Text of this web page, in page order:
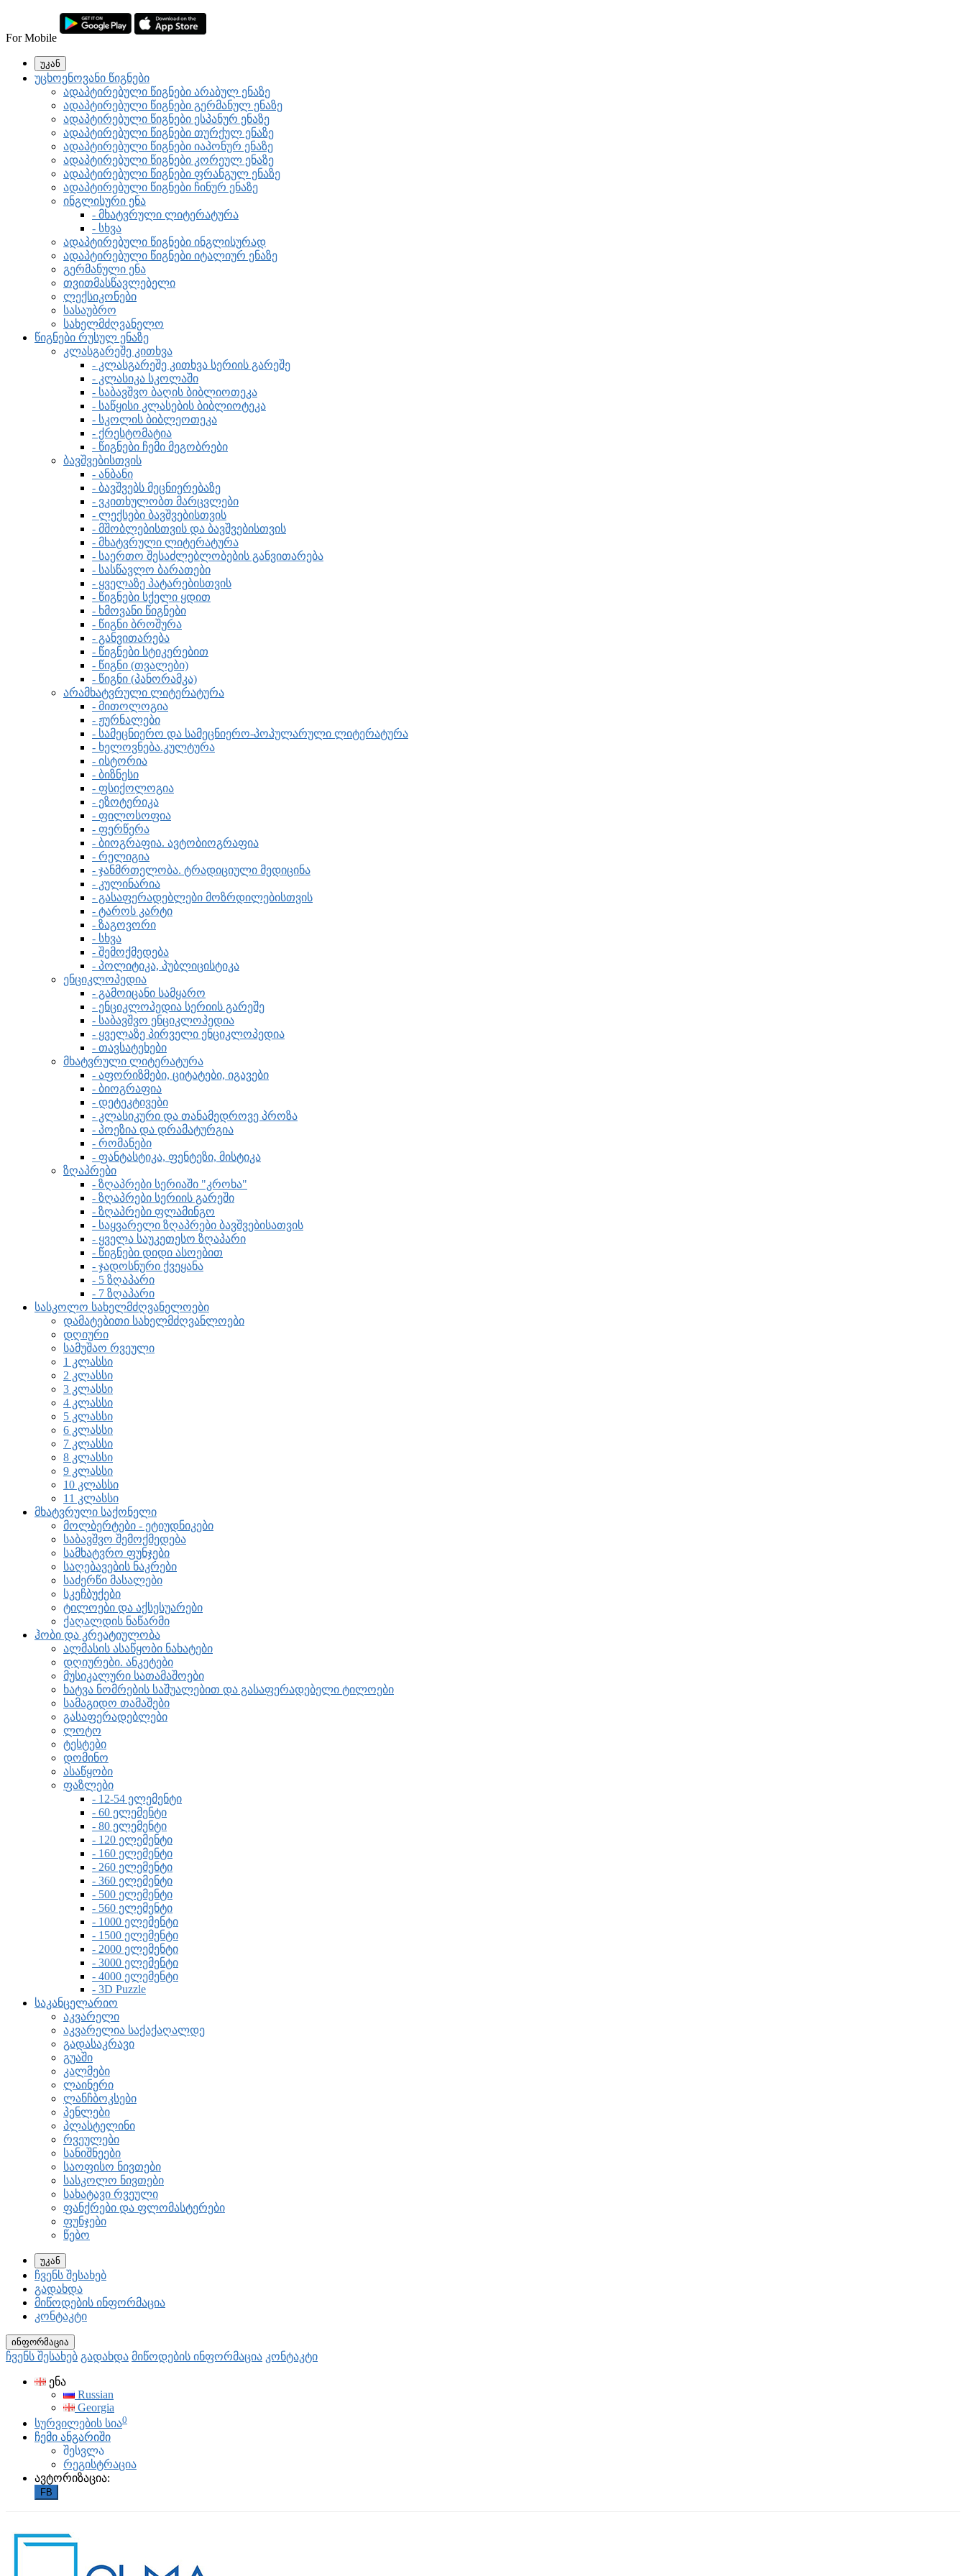
For Mobile
უკან
უცხოენოვანი წიგნები
ადაპტირებული წიგნები არაბულ ენაზე
ადაპტირებული წიგნები გერმანულ ენაზე
ადაპტირებული წიგნები ესპანურ ენაზე
ადაპტირებული წიგნები თურქულ ენაზე
ადაპტირებული წიგნები იაპონურ ენაზე
ადაპტირებული წიგნები კორეულ ენაზე
ადაპტირებული წიგნები ფრანგულ ენაზე
ადაპტირებული წიგნები ჩინურ ენაზე
ინგლისური ენა
- მხატვრული ლიტერატურა
- სხვა
ადაპტირებული წიგნები ინგლისურად
ადაპტირებული წიგნები იტალიურ ენაზე
გერმანული ენა
თვითმასწავლებელი
ლექსიკონები
სასაუბრო
სახელმძღვანელო
წიგნები რუსულ ენაზე
კლასგარეშე კითხვა
- კლასგარეშე კითხვა სერიის გარეშე
- კლასიკა სკოლაში
- საბავშვო ბაღის ბიბლიოთეკა
- საწყისი კლასების ბიბლიოტეკა
- სკოლის ბიბლეოთეკა
- ქრესტომატია
- წიგნები ჩემი მეგობრები
ბავშვებისთვის
- ანბანი
- ბავშვებს მეცნიერებაზე
- ვკითხულობთ მარცვლები
- ლექსები ბავშვებისთვის
- მშობლებისთვის და ბავშვებისთვის
- მხატვრული ლიტერატურა
- საერთო შესაძლებლობების განვითარება
- სასწავლო ბარათები
- ყველაზე პატარებისთვის
- წიგნები სქელი ყდით
- ხმოვანი წიგნები
- წიგნი ბროშურა
- განვითარება
- წიგნები სტიკერებით
- წიგნი (თვალები)
- წიგნი (პანორამკა)
არამხატვრული ლიტერატურა
- მითოლოგია
- ჟურნალები
- სამეცნიერო და სამეცნიერო-პოპულარული ლიტერატურა
- ხელოვნება.კულტურა
- ისტორია
- ბიზნესი
- ფსიქოლოგია
- ეზოტერიკა
- ფილოსოფია
- ფერწერა
- ბიოგრაფია. ავტობიოგრაფია
- რელიგია
- ჯანმრთელობა. ტრადიციული მედიცინა
- კულინარია
- გასაფერადებლები მოზრდილებისთვის
- ტაროს კარტი
- ზაგოვორი
- სხვა
- შემოქმედება
- პოლიტიკა, პუბლიცისტიკა
ენციკლოპედია
- გამოიცანი სამყარო
- ენციკლოპედია სერიის გარეშე
- საბავშვო ენციკლოპედია
- ყველაზე პირველი ენციკლოპედია
- თავსატეხები
მხატვრული ლიტერატურა
- აფორიზმები, ციტატები, იგავები
- ბიოგრაფია
- დეტეკტივები
- კლასიკური და თანამედროვე პროზა
- პოეზია და დრამატურგია
- რომანები
- ფანტასტიკა, ფენტეზი, მისტიკა
ზღაპრები
- ზღაპრები სერიაში "კროხა"
- ზღაპრები სერიის გარეში
- ზღაპრები ფლამინგო
- საყვარელი ზღაპრები ბავშვებისათვის
- ყველა საუკეთესო ზღაპარი
- წიგნები დიდი ასოებით
- ჯადოსნური ქვეყანა
- 5 ზღაპარი
- 7 ზღაპარი
სასკოლო სახელმძღვანელოები
დამატებითი სახელმძღვანლოები
დღიური
სამუშაო რვეული
1 კლასსი
2 კლასსი
3 კლასსი
4 კლასსი
5 კლასსი
6 კლასსი
7 კლასსი
8 კლასსი
9 კლასსი
10 კლასსი
11 კლასსი
მხატვრული საქონელი
მოლბერტები - ეტიუდნიკები
საბავშვო შემოქმედება
სამხატვრო ფუნჯები
საღებავების ნაკრები
საძერწი მასალები
სკეჩბუქები
ტილოები და აქსესუარები
ქაღალდის ნაწარმი
ჰობი და კრეატიულობა
ალმასის ასაწყობი ნახატები
დღიურები. ანკეტები
მუსიკალური სათამაშოები
ხატვა ნომრების საშუალებით და გასაფერადებელი ტილოები
სამაგიდო თამაშები
გასაფერადებლები
ლოტო
ტესტები
დომინო
ასაწყობი
ფაზლები
- 12-54 ელემენტი
- 60 ელემენტი
- 80 ელემენტი
- 120 ელემენტი
- 160 ელემენტი
- 260 ელემენტი
- 360 ელემენტი
- 500 ელემენტი
- 560 ელემენტი
- 1000 ელემენტი
- 1500 ელემენტი
- 2000 ელემენტი
- 3000 ელემენტი
- 4000 ელემენტი
- 3D Puzzle
საკანცელარიო
აკვარელი
აკვარელია საქაქაღალდე
გადასაკრავი
გუაში
კალმები
ლაინერი
ლანჩბოკსები
პენლები
პლასტელინი
რვეულები
სანიშნეები
საოფისო ნივთები
სასკოლო ნივთები
სახატავი რვეული
ფანქრები და ფლომასტერები
ფუნჯები
წებო
უკან
ჩვენს შესახებ
გადახდა
მიწოდების ინფორმაცია
კონტაკტი
ინფორმაცია
ჩვენს შესახებ გადახდა მიწოდების ინფორმაცია კონტაკტი
ენა
Russian
Georgia
სურვილების სია0
ჩემი ანგარიში
შესვლა
რეგისტრაცია
ავტორიზაცია:
FB